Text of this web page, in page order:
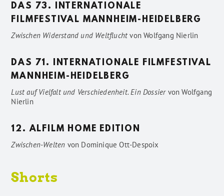
DAS 73. INTERNATIONALE
FILMFESTIVAL MANNHEIM-HEIDELBERG
Zwischen Widerstand und WeltfluchtvonWolfgang Nierlin
DAS 71. INTERNATIONALE FILMFESTIVAL
MANNHEIM-HEIDELBERG
Lust auf Vielfalt und Verschiedenheit. Ein DossiervonWolfgang
Nierlin
12. ALFILM HOME EDITION
Zwischen-Welten von Dominique Ott-Despoix
Shorts